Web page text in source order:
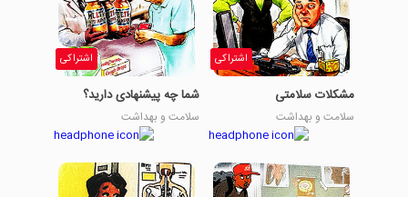
اشتراکی
مشکلات سلامتی
سلامت و بهداشت
اشتراکی
شما چه پیشنهادی دارید؟
سلامت و بهداشت